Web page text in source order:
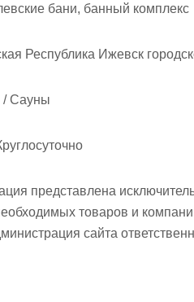
бани, банный комплекс
Республика Ижевск
/ Сауны
представлена
товаров и
сайта